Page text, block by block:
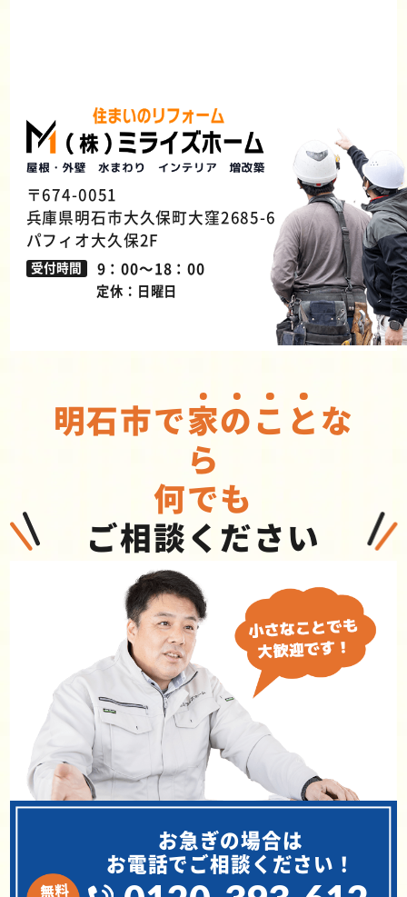
〒674-0051
兵庫県明石市大久保町大窪2685-6
パフィオ大久保2F
受付時間 9：00～18：00
定休：日曜日
明石市で家のこ とな
ら
何でも
ご相談ください
お急ぎの場合は
お電話でご相談ください！